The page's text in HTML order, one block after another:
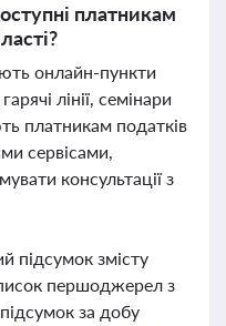
платникам
онлайн-пункти
лінії, семінари
платникам податків
сервісами,
консультації з
підсумок змісту
першоджерел з
за добу